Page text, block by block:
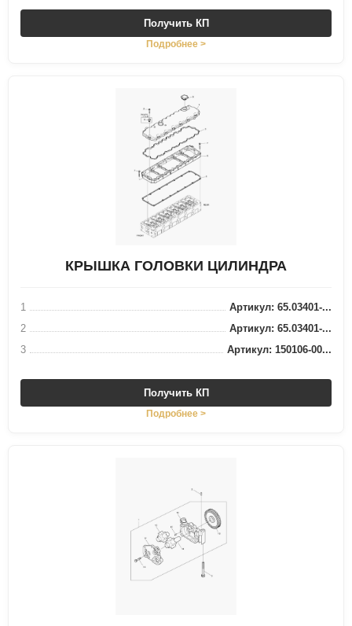
Получить КП
Подробнее >
КРЫШКА ГОЛОВКИ ЦИЛИНДРА
1
Артикул: 65.03401-...
2
Артикул: 65.03401-...
3
Артикул: 150106-00...
Получить КП
Подробнее >